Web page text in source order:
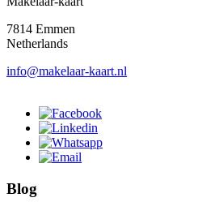
7814 Emmen
Netherlands
info@makelaar-kaart.nl
Blog